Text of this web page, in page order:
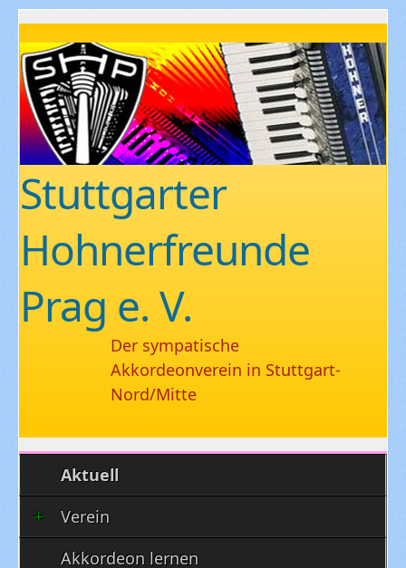
Stuttgarter
Hohnerfreunde
Prag e. V.
Der sympatische
Akkordeonverein in Stuttgart-
Nord/Mitte
Aktuell
Verein
Akkordeon lernen